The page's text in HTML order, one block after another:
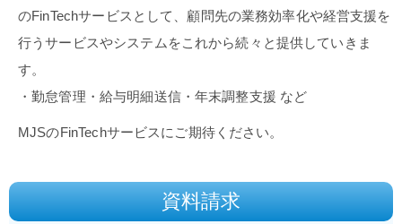
のFinTechサービスとして、顧問先の業務効率化や経営支援を
行うサービスやシステムをこれから続々と提供していきま
す。
・勤怠管理・給与明細送信・年末調整支援 など
MJSのFinTechサービスにご期待ください。
資料請求